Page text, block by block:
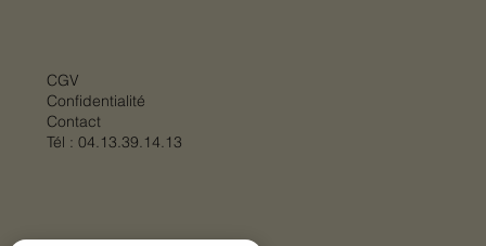
CGV
Confidentialité
Contact
Tél : 04.13.39.14.13